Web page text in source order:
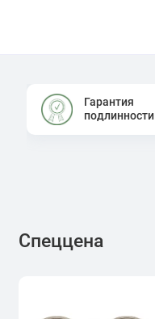
Гарантия
подлинности
Спеццена